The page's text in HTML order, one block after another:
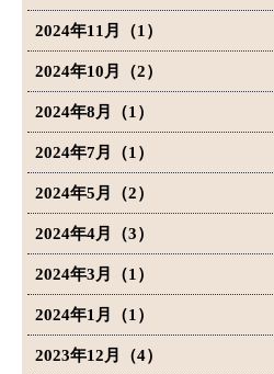
2024年11月（1）
2024年10月（2）
2024年8月（1）
2024年7月（1）
2024年5月（2）
2024年4月（3）
2024年3月（1）
2024年1月（1）
2023年12月（4）